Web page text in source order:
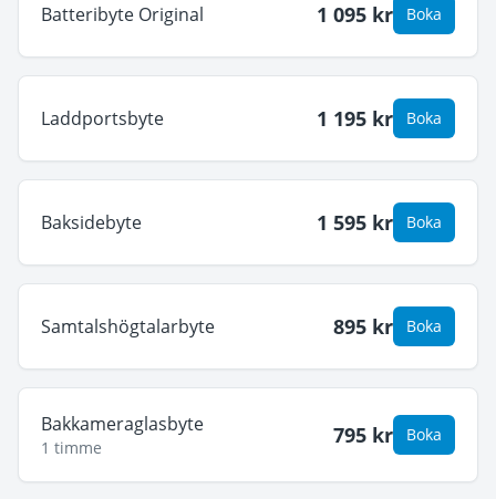
Batteribyte Original 1 095 kr Boka
Laddportsbyte 1 195 kr Boka
Baksidebyte 1 595 kr Boka
Samtalshögtalarbyte 895 kr Boka
Bakkameraglasbyte
1 timme 795 kr Boka